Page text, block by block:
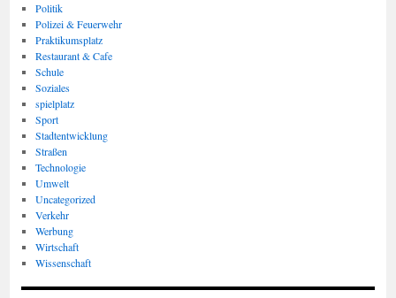
Politik
Polizei & Feuerwehr
Praktikumsplatz
Restaurant & Cafe
Schule
Soziales
spielplatz
Sport
Stadtentwicklung
Straßen
Technologie
Umwelt
Uncategorized
Verkehr
Werbung
Wirtschaft
Wissenschaft